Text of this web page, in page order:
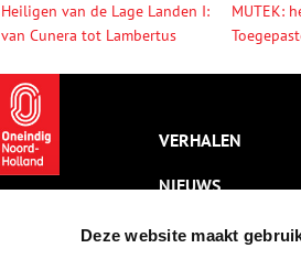
Deze website maakt
Heiligen van de Lage Landen I:
van Cunera tot Lambertus
MUTEK:
VERHALEN
NIEUWS
KALENDER